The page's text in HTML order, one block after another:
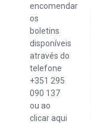
encomendar
os
boletins
disponíveis
através do
telefone
+351 295
090 137
ou ao
clicaraqui